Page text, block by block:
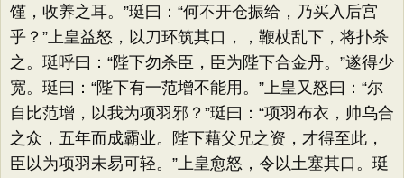
馑，收养之耳。”珽曰：“何不开仓振给，乃买入后宫
乎？”上皇益怒，以刀环筑其口，，鞭杖乱下，将扑杀
之。珽呼曰：“陛下勿杀臣，臣为陛下合金丹。”遂得少
宽。珽曰：“陛下有一范增不能用。”上皇又怒曰：“尔
自比范增，以我为项羽邪？”珽曰：“项羽布衣，帅乌合
之众，五年而成霸业。陛下藉父兄之资，才得至此，
臣以为项羽未易可轻。”上皇愈怒，令以土塞其口。珽